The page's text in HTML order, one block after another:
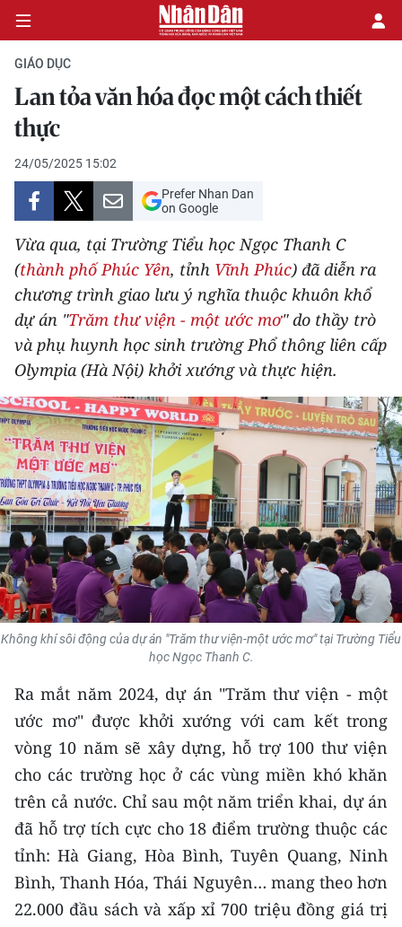
CHÍNH TRỊ
KINH TẾ
VĂN HÓA
XÃ HỘI
PHÁP LUẬT
DU LỊCH
THẾ GIỚI
THỂ THAO
GIÁO DỤC
Y TẾ
KHOA HỌC - CÔNG NGHỆ
MÔI TRƯỜNG
BẠN ĐỌC
KIỂM CHỨNG THÔNG TIN
TRI THỨC CHUYÊN SÂU
54 DÂN TỘC VIỆT NAM
CHƯƠNG TRÌNH OCOP - MỖI XÃ
MỘT SẢN PHẨM
RADIO
GIÁO DỤC
Lan tỏa văn hóa đọc một cách thiết
thực
24/05/2025 15:02
Prefer Nhan Dan
on Google
Vừa qua, tại Trường Tiểu học Ngọc Thanh C
(thành phố Phúc Yên, tỉnh Vĩnh Phúc) đã diễn ra
chương trình giao lưu ý nghĩa thuộc khuôn khổ
dự án "Trăm thư viện - một ước mơ" do thầy trò
và phụ huynh học sinh trường Phổ thông liên cấp
Olympia (Hà Nội) khởi xướng và thực hiện.
Không khí sôi động của dự án "Trăm thư viện-một ước mơ" tại Trường Tiểu
học Ngọc Thanh C.
Ra mắt năm 2024, dự án "Trăm thư viện - một
ước mơ" được khởi xướng với cam kết trong
vòng 10 năm sẽ xây dựng, hỗ trợ 100 thư viện
cho các trường học ở các vùng miền khó khăn
trên cả nước. Chỉ sau một năm triển khai, dự án
đã hỗ trợ tích cực cho 18 điểm trường thuộc các
tỉnh: Hà Giang, Hòa Bình, Tuyên Quang, Ninh
Bình, Thanh Hóa, Thái Nguyên… mang theo hơn
22.000 đầu sách và xấp xỉ 700 triệu đồng giá trị